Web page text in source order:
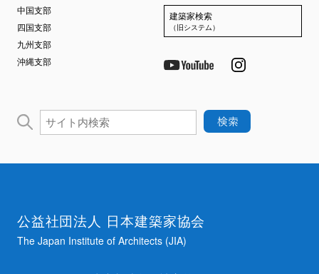
中国支部
四国支部
九州支部
沖縄支部
建築家検索
（旧システム）
公益社団法人 日本建築家協会
The Japan Institute of Architects (JIA)